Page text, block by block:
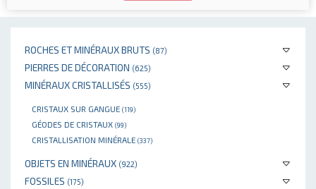
ROCHES ET MINÉRAUX BRUTS (87)
PIERRES DE DÉCORATION (625)
MINÉRAUX CRISTALLISÉS (555)
CRISTAUX SUR GANGUE (119)
GÉODES DE CRISTAUX (99)
CRISTALLISATION MINÉRALE (337)
OBJETS EN MINÉRAUX (922)
FOSSILES (175)